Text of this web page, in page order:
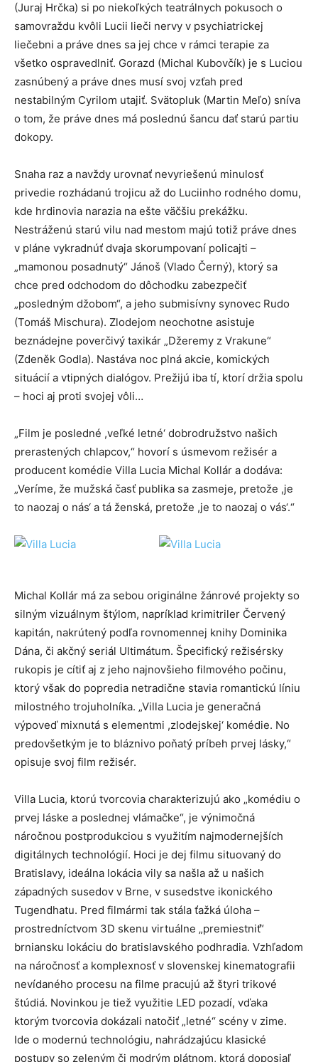
(Juraj Hrčka) si po niekoľkých teatrálnych pokusoch o
samovraždu kvôli Lucii lieči nervy v psychiatrickej
liečebni a práve dnes sa jej chce v rámci terapie za
všetko ospravedlniť. Gorazd (Michal Kubovčík) je s Luciou
zasnúbený a práve dnes musí svoj vzťah pred
nestabilným Cyrilom utajiť. Svätopluk (Martin Meľo) sníva
o tom, že práve dnes má poslednú šancu dať starú partiu
dokopy.
Snaha raz a navždy urovnať nevyriešenú minulosť
privedie rozhádanú trojicu až do Luciinho rodného domu,
kde hrdinovia narazia na ešte väčšiu prekážku.
Nestráženú starú vilu nad mestom majú totiž práve dnes
v pláne vykradnúť dvaja skorumpovaní policajti –
„mamonou posadnutý“ Jánoš (Vlado Černý), ktorý sa
chce pred odchodom do dôchodku zabezpečiť
„posledným džobom“, a jeho submisívny synovec Rudo
(Tomáš Mischura). Zlodejom neochotne asistuje
beznádejne poverčivý taxikár „Džeremy z Vrakune“
(Zdeněk Godla). Nastáva noc plná akcie, komických
situácií a vtipných dialógov. Prežijú iba tí, ktorí držia spolu
– hoci aj proti svojej vôli…
„Film je posledné ,veľké letné‘ dobrodružstvo našich
prerastených chlapcov,“ hovorí s úsmevom režisér a
producent komédie Villa Lucia Michal Kollár a dodáva:
„Veríme, že mužská časť publika sa zasmeje, pretože ,je
to naozaj o nás‘ a tá ženská, pretože ,je to naozaj o vás‘.“
Michal Kollár má za sebou originálne žánrové projekty so
silným vizuálnym štýlom, napríklad krimitriler Červený
kapitán, nakrútený podľa rovnomennej knihy Dominika
Dána, či akčný seriál Ultimátum. Špecifický režisérsky
rukopis je cítiť aj z jeho najnovšieho filmového počinu,
ktorý však do popredia netradične stavia romantickú líniu
milostného trojuholníka. „Villa Lucia je generačná
výpoveď mixnutá s elementmi ,zlodejskej‘ komédie. No
predovšetkým je to bláznivo poňatý príbeh prvej lásky,“
opisuje svoj film režisér.
Villa Lucia, ktorú tvorcovia charakterizujú ako „komédiu o
prvej láske a poslednej vlámačke“, je výnimočná
náročnou postprodukciou s využitím najmodernejších
digitálnych technológií. Hoci je dej filmu situovaný do
Bratislavy, ideálna lokácia vily sa našla až u našich
západných susedov v Brne, v susedstve ikonického
Tugendhatu. Pred filmármi tak stála ťažká úloha –
prostredníctvom 3D skenu virtuálne „premiestniť“
brniansku lokáciu do bratislavského podhradia. Vzhľadom
na náročnosť a komplexnosť v slovenskej kinematografii
nevídaného procesu na filme pracujú až štyri trikové
štúdiá. Novinkou je tiež využitie LED pozadí, vďaka
ktorým tvorcovia dokázali natočiť „letné“ scény v zime.
Ide o modernú technológiu, nahrádzajúcu klasické
postupy so zeleným či modrým plátnom, ktorá doposiaľ